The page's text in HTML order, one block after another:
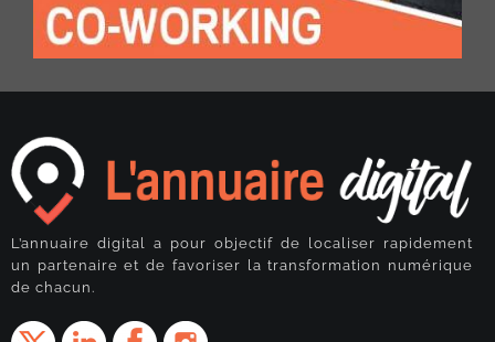
L’annuaire digital a pour objectif de localiser rapidement
un partenaire et de favoriser la transformation numérique
de chacun.